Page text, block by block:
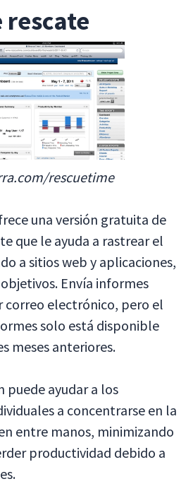
rescate
rescuetime
una versión gratuita de
que le ayuda a rastrear el
a sitios web y aplicaciones,
Envía informes
correo electrónico, pero el
solo está disponible
meses anteriores.
puede ayudar a los
a concentrarse en la
entre manos, minimizando
productividad debido a